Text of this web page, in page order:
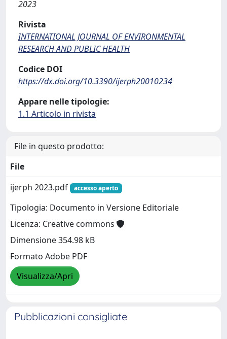
2023
Rivista
INTERNATIONAL JOURNAL OF ENVIRONMENTAL
RESEARCH AND PUBLIC HEALTH
Codice DOI
https://dx.doi.org/10.3390/ijerph20010234
Appare nelle tipologie:
1.1 Articolo in rivista
File in questo prodotto:
File
ijerph 2023.pdf
accesso aperto
Tipologia: Documento in Versione Editoriale
Licenza: Creative commons
Dimensione 354.98 kB
Formato Adobe PDF
Visualizza/Apri
Pubblicazioni consigliate